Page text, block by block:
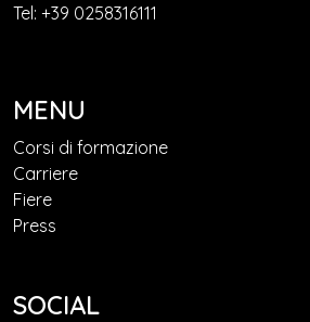
Tel: +39 0258316111
MENU
Corsi di formazione
Carriere
Fiere
Press
SOCIAL